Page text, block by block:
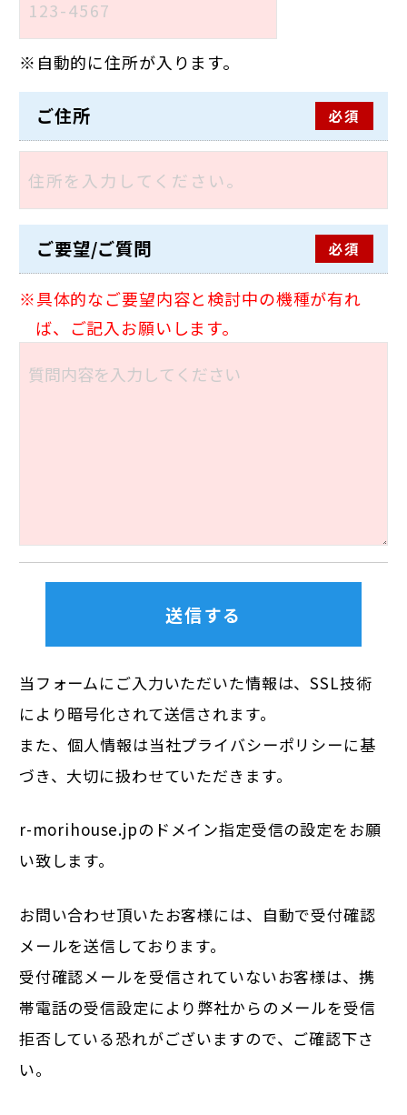
自動的に住所が入ります。
ご住所 必須
ご要望/ご質問 必須
具体的なご要望内容と検討中の機種が有れ
ば、ご記入お願いします。
当フォームにご入力いただいた情報は、SSL技術
により暗号化されて送信されます。
また、個人情報は当社プライバシーポリシーに基
づき、大切に扱わせていただきます。
r-morihouse.jpのドメイン指定受信の設定をお願
い致します。
お問い合わせ頂いたお客様には、自動で受付確認
メールを送信しております。
受付確認メールを受信されていないお客様は、携
帯電話の受信設定により弊社からのメールを受信
拒否している恐れがございますので、ご確認下さ
い。